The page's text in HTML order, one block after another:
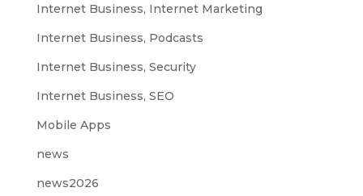
Internet Business, Internet Marketing
Internet Business, Podcasts
Internet Business, Security
Internet Business, SEO
Mobile Apps
news
news2026